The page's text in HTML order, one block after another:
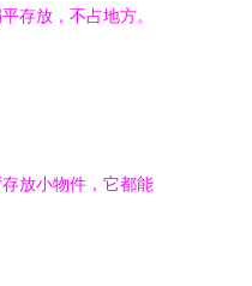
存放，不占地方。
放小物件，它都能